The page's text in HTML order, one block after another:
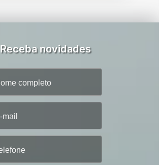
Receba novidades